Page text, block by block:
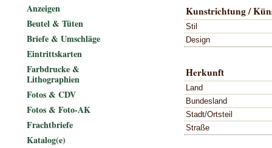
Kunstrichtung /
Stil
Design
Herkunft
Land
Bundesland
Stadt/Ortsteil
Straße
Anzeigen
Beutel & Tüten
Briefe & Umschläge
Eintrittskarten
Farbdrucke &
Lithographien
Fotos & CDV
Fotos & Foto-AK
Frachtbriefe
Katalog(e)